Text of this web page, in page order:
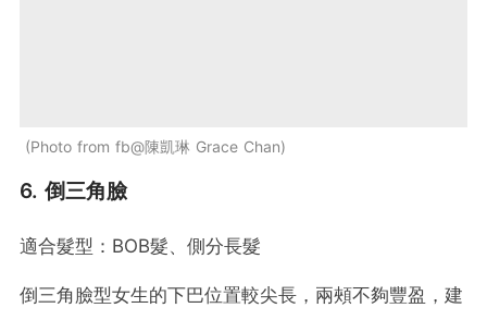
Photo from fb@陳凱琳 Grace Chan
6. 倒三角臉
適合髮型：BOB髮、側分長髮
倒三角臉型女生的下巴位置較尖長，兩頰不夠豐盈，建